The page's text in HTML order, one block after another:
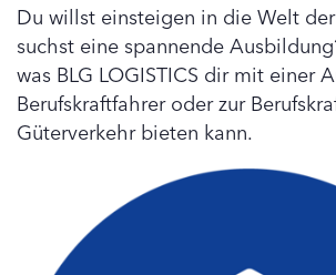
Du willst einsteigen in die Welt
suchst eine spannende
was BLG LOGISTICS dir mit einer
Berufskraftfahrer oder zur
Güterverkehr bieten kann.